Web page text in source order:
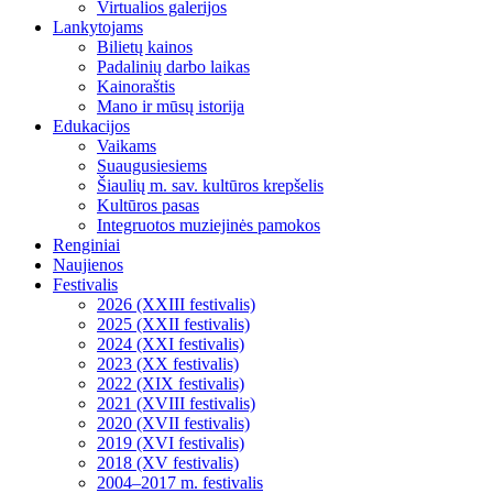
Virtualios galerijos
Lankytojams
Bilietų kainos
Padalinių darbo laikas
Kainoraštis
Mano ir mūsų istorija
Edukacijos
Vaikams
Suaugusiesiems
Šiaulių m. sav. kultūros krepšelis
Kultūros pasas
Integruotos muziejinės pamokos
Renginiai
Naujienos
Festivalis
2026 (XXIII festivalis)
2025 (XXII festivalis)
2024 (XXI festivalis)
2023 (XX festivalis)
2022 (XIX festivalis)
2021 (XVIII festivalis)
2020 (XVII festivalis)
2019 (XVI festivalis)
2018 (XV festivalis)
2004–2017 m. festivalis